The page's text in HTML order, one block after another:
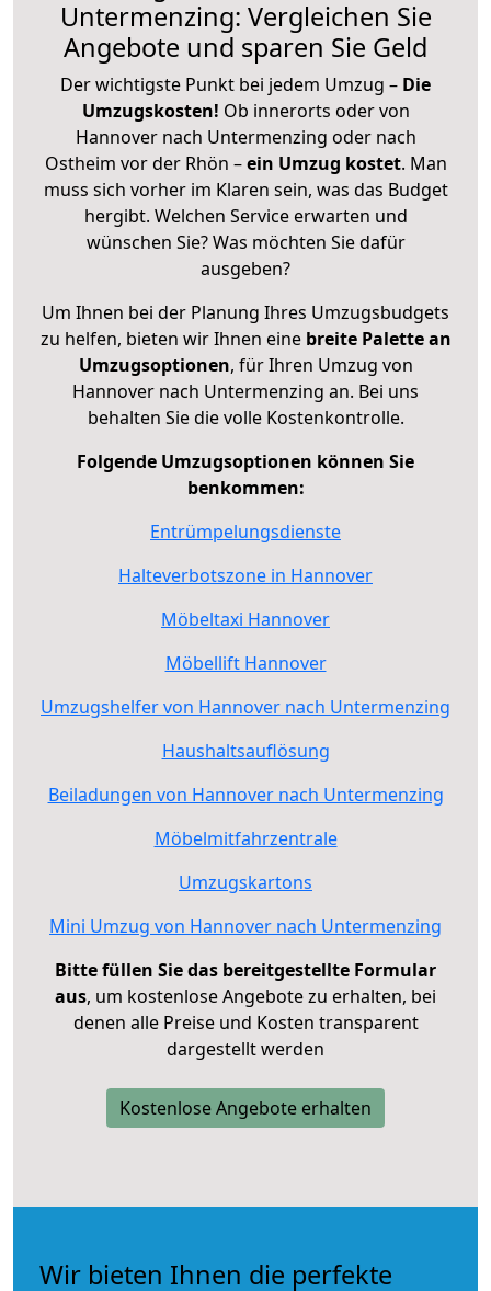
Untermenzing: Vergleichen Sie
Angebote und sparen Sie Geld
Der wichtigste Punkt bei jedem Umzug – Die
Umzugskosten! Ob innerorts oder von
Hannover nach Untermenzing oder nach
Ostheim vor der Rhön –ein Umzug kostet. Man
muss sich vorher im Klaren sein, was das Budget
hergibt. Welchen Service erwarten und
wünschen Sie? Was möchten Sie dafür
ausgeben?
Um Ihnen bei der Planung Ihres Umzugsbudgets
zu helfen, bieten wir Ihnen eine breite Palette an
Umzugsoptionen, für Ihren Umzug von
Hannover nach Untermenzing an. Bei uns
behalten Sie die volle Kostenkontrolle.
Folgende Umzugsoptionen können Sie
benkommen:
Entrümpelungsdienste
Halteverbotszone in Hannover
Möbeltaxi Hannover
Möbellift Hannover
Umzugshelfer von Hannover nach Untermenzing
Haushaltsauflösung
Beiladungen von Hannover nach Untermenzing
Möbelmitfahrzentrale
Umzugskartons
Mini Umzug von Hannover nach Untermenzing
Bitte füllen Sie das bereitgestellte Formular
aus, um kostenlose Angebote zu erhalten, bei
denen alle Preise und Kosten transparent
dargestellt werden
Kostenlose Angebote erhalten
Wir bieten Ihnen die perfekte